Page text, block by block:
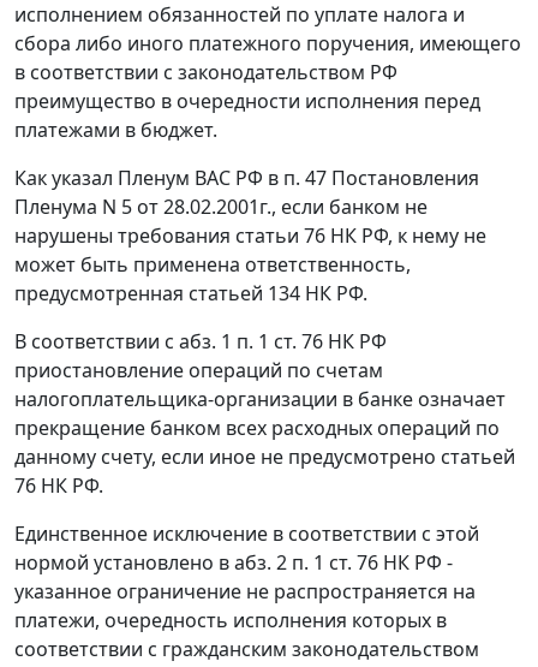
исполнением обязанностей по уплате налога и
сбора либо иного платежного поручения, имеющего
в соответствии с законодательством РФ
преимущество в очередности исполнения перед
платежами в бюджет.
Как указал Пленум ВАС РФ в п. 47 Постановления
Пленума N 5 от 28.02.2001г., если банком не
нарушены требования статьи 76 НК РФ, к нему не
может быть применена ответственность,
предусмотренная статьей 134 НК РФ.
В соответствии с абз. 1 п. 1 ст. 76 НК РФ
приостановление операций по счетам
налогоплательщика-организации в банке означает
прекращение банком всех расходных операций по
данному счету, если иное не предусмотрено статьей
76 НК РФ.
Единственное исключение в соответствии с этой
нормой установлено вабз. 2 п. 1 ст. 76 НК РФ -
указанное ограничение не распространяется на
платежи, очередность исполнения которых в
соответствии с гражданским законодательством